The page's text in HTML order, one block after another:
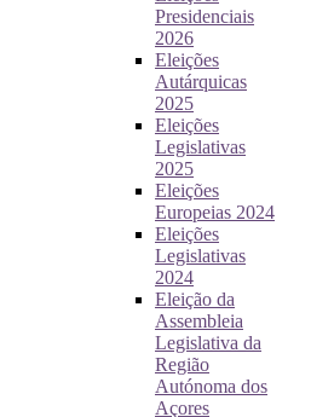
Presidenciais
2026
Eleições
Autárquicas
2025
Eleições
Legislativas
2025
Eleições
Europeias 2024
Eleições
Legislativas
2024
Eleição da
Assembleia
Legislativa da
Região
Autónoma dos
Açores